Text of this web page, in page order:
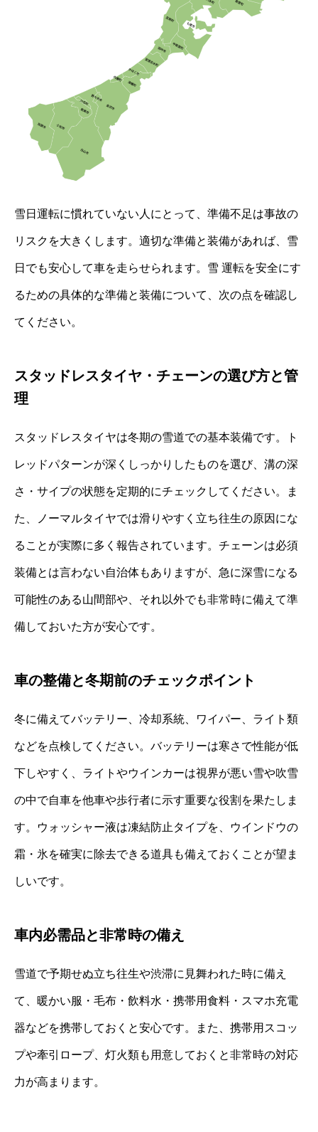
雪日運転に慣れていない人にとって、準備不足は事故の
リスクを大きくします。適切な準備と装備があれば、雪
日でも安心して車を走らせられます。雪 運転を安全にす
るための具体的な準備と装備について、次の点を確認し
てください。
スタッドレスタイヤ・チェーンの選び方と管
理
スタッドレスタイヤは冬期の雪道での基本装備です。ト
レッドパターンが深くしっかりしたものを選び、溝の深
さ・サイプの状態を定期的にチェックしてください。ま
た、ノーマルタイヤでは滑りやすく立ち往生の原因にな
ることが実際に多く報告されています。チェーンは必須
装備とは言わない自治体もありますが、急に深雪になる
可能性のある山間部や、それ以外でも非常時に備えて準
備しておいた方が安心です。
車の整備と冬期前のチェックポイント
冬に備えてバッテリー、冷却系統、ワイパー、ライト類
などを点検してください。バッテリーは寒さで性能が低
下しやすく、ライトやウインカーは視界が悪い雪や吹雪
の中で自車を他車や歩行者に示す重要な役割を果たしま
す。ウォッシャー液は凍結防止タイプを、ウインドウの
霜・氷を確実に除去できる道具も備えておくことが望ま
しいです。
車内必需品と非常時の備え
雪道で予期せぬ立ち往生や渋滞に見舞われた時に備え
て、暖かい服・毛布・飲料水・携帯用食料・スマホ充電
器などを携帯しておくと安心です。また、携帯用スコッ
プや牽引ロープ、灯火類も用意しておくと非常時の対応
力が高まります。